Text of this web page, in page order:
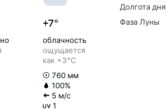
+7°
облачность
ощущается
как +3°C
760 мм
100%
5 м/с
1
Долгота дня
Фаза Луны